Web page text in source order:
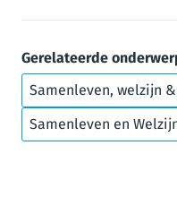
Gerelateerde
Samenleven, welzijn
Samenleven en